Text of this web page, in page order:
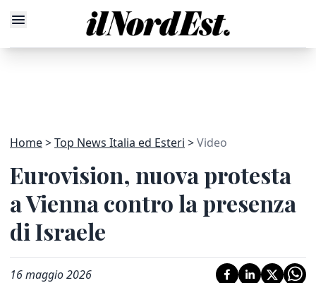
Home Top News Italia ed Esteri Video
Eurovision, nuova protesta
a Vienna contro la presenza
di Israele
16 maggio 2026